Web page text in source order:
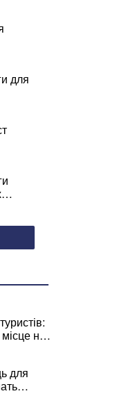
для
на
для